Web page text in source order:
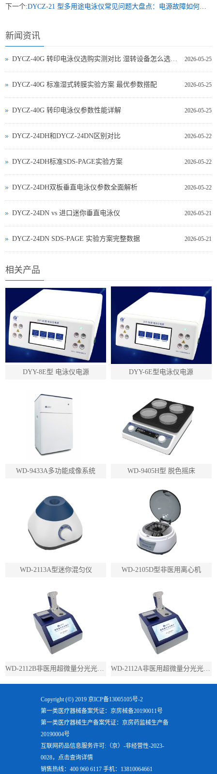
下一个:DYCZ-21 型多用途电泳仪常见问题大盘点：电源故障如何处理？
新闻资讯
2026-05-25
DYCZ-40G 转印电泳仪选购实测对比 湿转设备怎么选不踩坑
2026-05-25
DYCZ-40G 标准湿式转膜实验方案 最优参数搭配
2026-05-25
DYCZ-40G 转印电泳仪参数性能详解
2026-05-22
DYCZ-24DH和DYCZ-24DN区别对比
2026-05-22
DYCZ-24DH标准SDS-PAGE实验方案
2026-05-22
DYCZ-24DH双板垂直电泳仪参数全面解析
2026-05-21
DYCZ‑24DN vs 进口迷你垂直电泳仪
2026-05-21
DYCZ‑24DN SDS‑PAGE 实验方案完整数据
相关产品
DYY-8E型 电泳仪电源 DYY-6E型电泳仪电源
WD-9433A多功能成像系统 WD-9405H型 脱色摇床
WD-2113A型迷你混匀仪 WD-2105D型非医用离心机
WD-2112B非医用超微量分光光度计（带荧光） WD-2112A非医用超微量分光光度计（不带荧光）
Copyright (©) 2019 京ICP备13005105号-2
第一类医疗器械备案凭证：京房械备20190011号
第一类医疗器械生产备案凭证：京房药监械生产备
20190004号
互联网药品信息服务许可:（京）-非经营性-2023-
0028，点击查询详情
销售热线：400 960 6117 手机：13810064661